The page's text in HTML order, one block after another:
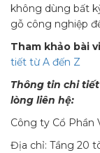
không dùng bất
gỗ công nghiệp
Tham khảo bài
tiết từ A đến Z
Thông tin chi tiết
lòng liên hệ:
Công ty Cổ Phần
Địa chỉ: Tầng 20